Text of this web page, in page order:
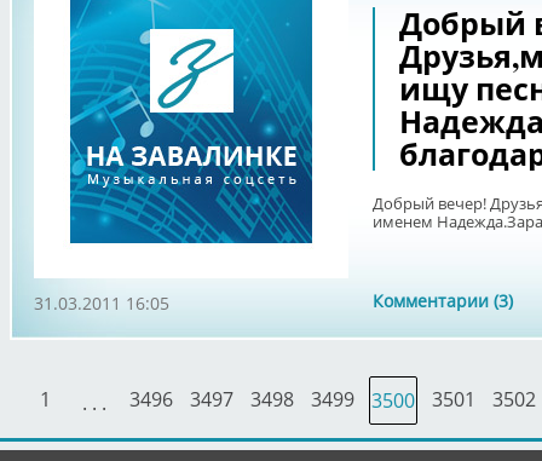
Добрый
ищу
Добрый вечер!
именем
Комментарии (3)
31.03.2011 16:05
1 . . . 3496 3497 3498 3499 3500 3501 3502